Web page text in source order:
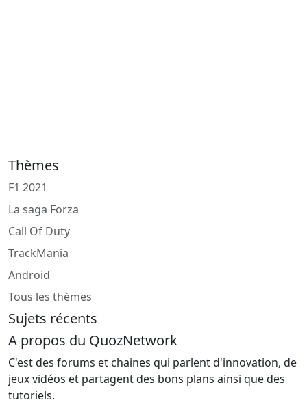
Thèmes
F1 2021
La saga Forza
Call Of Duty
TrackMania
Android
Tous les thèmes
Sujets récents
A propos du QuozNetwork
C'est des forums et chaines qui parlent d'innovation, de
jeux vidéos et partagent des bons plans ainsi que des
tutoriels.